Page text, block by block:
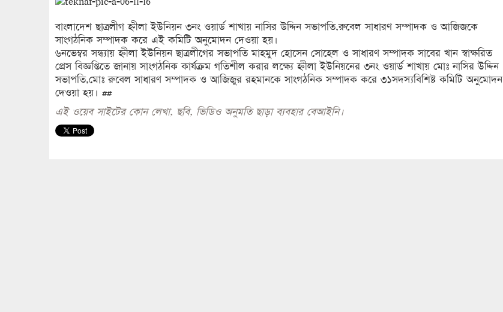
বাংলাদেশ ছাত্রলীগ হ্নীলা ইউনিয়ন ৩নং ওয়ার্ড শাখায় নাসির উদ্দিন সভাপতি,রুবেল সাধারণ সম্পাদক ও আজিজকে
সাংগঠনিক সম্পাদক করে এই কমিটি অনুমোদন দেওয়া হয়।
৬নভেম্বর সন্ধ্যায় হ্নীলা ইউনিয়ন ছাত্রলীগের সভাপতি মাহমুদ হোসেন সোহেল ও সাধারণ সম্পাদক সাবের খান স্বাক্ষরিত
প্রেস বিজ্ঞপ্তিতে জানায় সাংগঠনিক কার্যক্রম গতিশীল করার লক্ষ্যে হ্নীলা ইউনিয়নের ৩নং ওয়ার্ড শাখায় মোঃ নাসির উদ্দিন
সভাপতি,মোঃ রুবেল সাধারণ সম্পাদক ও আজিজুর রহমানকে সাংগঠনিক সম্পাদক করে ৩১সদস্যবিশিষ্ট কমিটি অনুমোদন
দেওয়া হয়। ##
এই ওয়েব সাইটের কোন লেখা, ছবি, ভিডিও অনুমতি ছাড়া ব্যবহার বেআইনি।